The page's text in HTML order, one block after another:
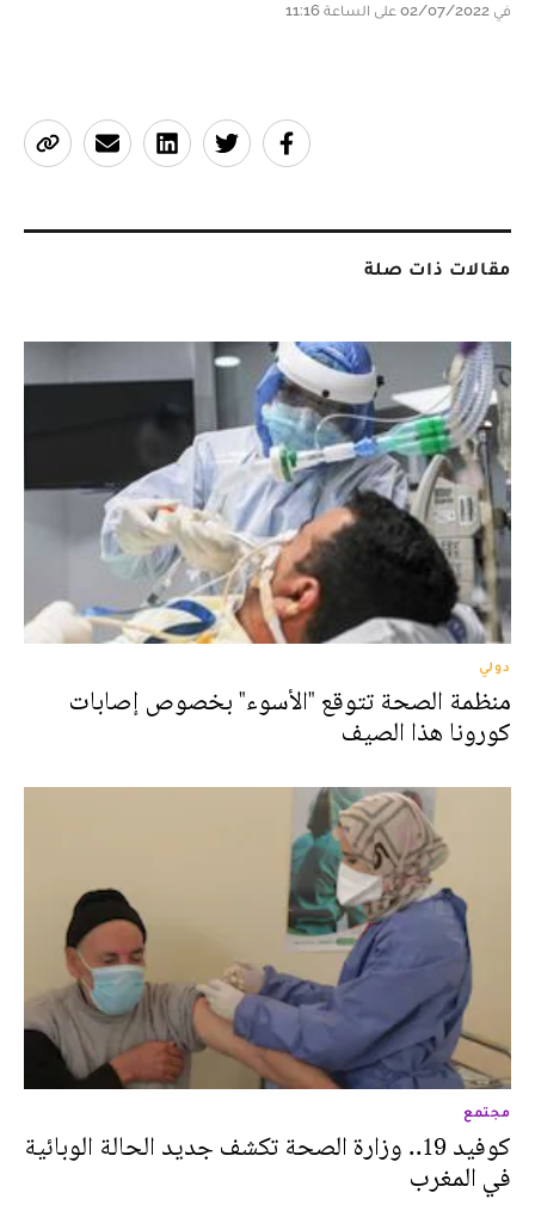
في 02/07/2022 على الساعة 11:16
مقالات ذات صلة
دولي
منظمة الصحة تتوقع "الأسوء" بخصوص إصابات
كورونا هذا الصيف
مجتمع
كوفيد 19.. وزارة الصحة تكشف جديد الحالة الوبائية
في المغرب